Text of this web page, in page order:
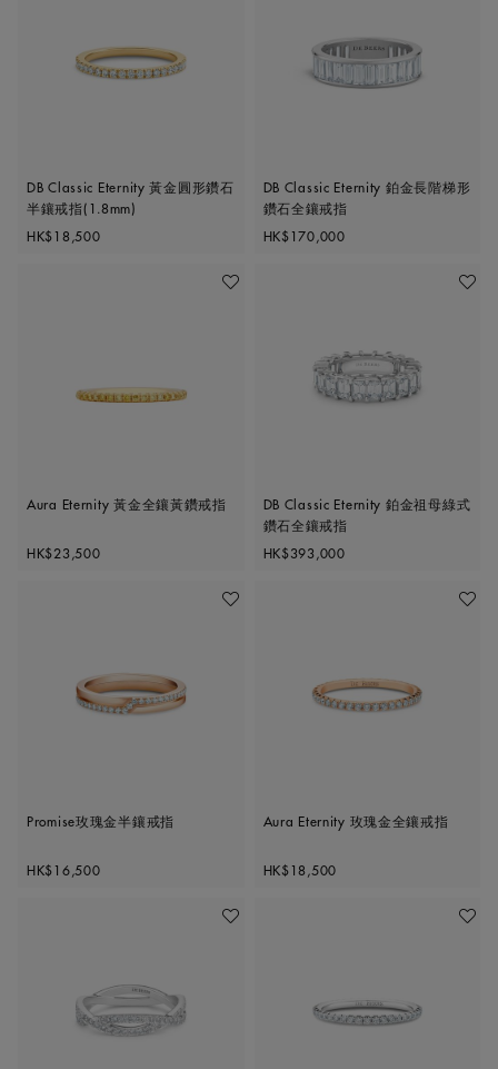
DB Classic Eternity 黃金圓形鑽石
半鑲戒指(1.8mm)
Original price
HK$18,500
DB Classic Eternity 鉑金長階梯形
鑽石全鑲戒指
Original price
HK$170,000
加入喜愛清單
Aura Eternity 黃金全鑲黃鑽戒指
Original price
HK$23,500
加入喜
DB Classic Eternity 鉑金祖母綠式
鑽石全鑲戒指
Original price
HK$393,000
加入喜愛清單
Promise玫瑰金半鑲戒指
Original price
HK$16,500
加入喜
Aura Eternity 玫瑰金全鑲戒指
Original price
HK$18,500
加入喜愛清單 加入喜